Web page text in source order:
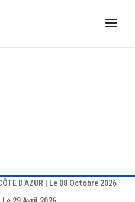
D’AZUR | Le 08 Octobre 2026